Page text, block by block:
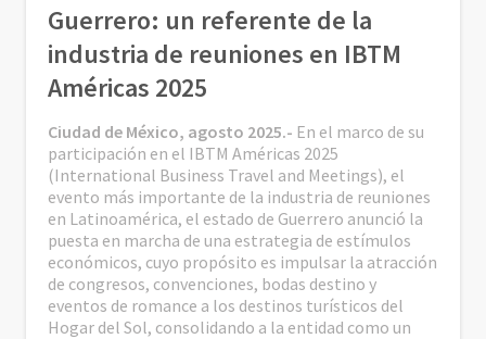
Guerrero: un referente de la
industria de reuniones en IBTM
Américas 2025
Ciudad de México, agosto 2025.- En el marco de su
participación en el IBTM Américas 2025
(International Business Travel and Meetings), el
evento más importante de la industria de reuniones
en Latinoamérica, el estado de Guerrero anunció la
puesta en marcha de una estrategia de estímulos
económicos, cuyo propósito es impulsar la atracción
de congresos, convenciones, bodas destino y
eventos de romance a los destinos turísticos del
Hogar del Sol, consolidando a la entidad como un